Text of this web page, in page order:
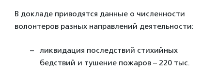
В докладе приводятся данные о численности
волонтеров разных направлений деятельности:
ликвидация последствий стихийных
бедствий и тушение пожаров – 220 тыс.